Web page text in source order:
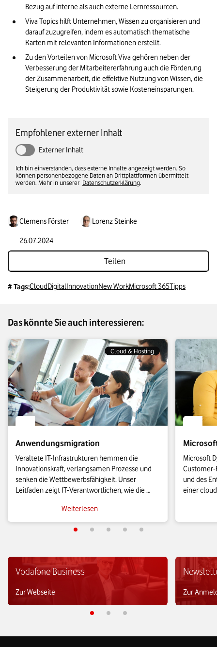
Bezug auf interne als auch externe Lernressourcen.
Viva Topics hilft Unternehmen, Wissen zu organisieren und
darauf zuzugreifen, indem es automatisch thematische
Karten mit relevanten Informationen erstellt.
Zu den Vorteilen von Microsoft Viva gehören neben der
Verbesserung der Mitarbeitererfahrung auch die Förderung
der Zusammenarbeit, die effektive Nutzung von Wissen, die
Steigerung der Produktivität sowie Kosteneinsparungen.
Empfohlener externer Inhalt
Externer Inhalt
Ich bin einverstanden, dass externe Inhalte angezeigt werden. So
können personenbezogene Daten an Drittplattformen übermittelt
werden. Mehr in unserer Datenschutzerklärung.
Clemens Förster Lorenz Steinke
26.07.2024
Teilen
# Tags:Cloud Digital InnovationNew WorkMicrosoft 365Tipps
Das könnte Sie auch interessieren:
Cloud & Hosting
Anwendungsmigration
Veraltete IT-Infrastrukturen hemmen die
Innovationskraft, verlangsamen Prozesse und
senken die Wettbewerbsfähigkeit. Unser
Leitfaden zeigt IT-Verantwortlichen, wie die
gelingt und wie sich geschäftskritische Prozesse
agil skalieren lassen.
Weiterlesen
Microsoft
Customer-
und des
einer
Vodafone Business
Zur Webseite Zur